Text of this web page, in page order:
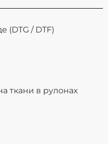
(DTG / DTF)
ткани в рулонах